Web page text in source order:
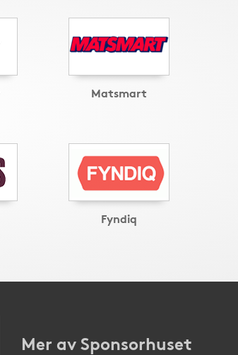
Matsmart
Fyndiq
Mer av Sponsorhuset